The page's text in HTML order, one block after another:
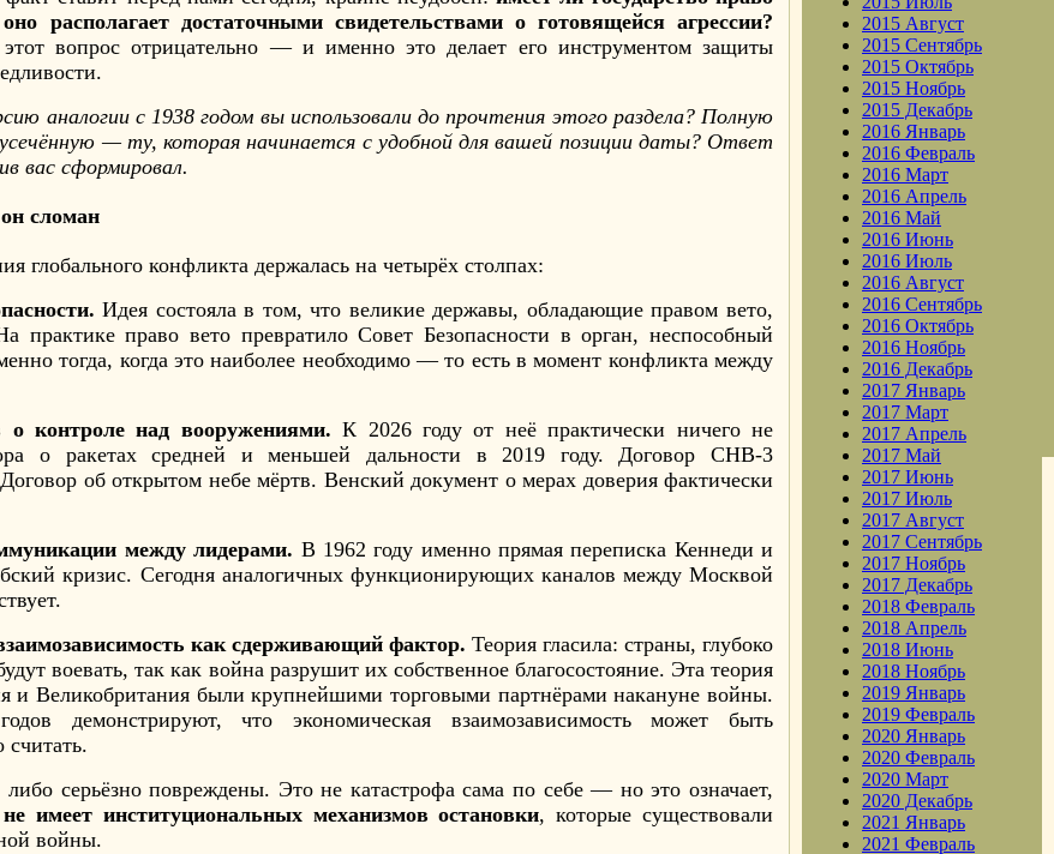
располагает достаточными свидетельствами о готовящейся агрессии?
вопрос отрицательно — и именно это делает его инструментом защиты
аналогии с 1938 годом вы использовали до прочтения этого раздела? Полную
— ту, которая начинается с удобной для вашей позиции даты? Ответ
вас сформировал.
сломан
глобального конфликта держалась на четырёх столпах:
Идея состояла в том, что великие державы, обладающие правом вето,
практике право вето превратило Совет Безопасности в орган, неспособный
тогда, когда это наиболее необходимо — то есть в момент конфликта между
о контроле над вооружениями. К 2026 году от неё практически ничего не
о ракетах средней и меньшей дальности в 2019 году. Договор СНВ-3
об открытом небе мёртв. Венский документ о мерах доверия фактически
между лидерами. В 1962 году именно прямая переписка Кеннеди и
кризис. Сегодня аналогичных функционирующих каналов между Москвой
как сдерживающий фактор. Теория гласила: страны, глубоко
воевать, так как война разрушит их собственное благосостояние. Эта теория
и Великобритания были крупнейшими торговыми партнёрами накануне войны.
демонстрируют, что экономическая взаимозависимость может быть
считать.
серьёзно повреждены. Это не катастрофа сама по себе — но это означает,
имеет институциональных механизмов остановки, которые существовали
войны.
2015 Август
2015 Сентябрь
2015 Октябрь
2015 Ноябрь
2015 Декабрь
2016 Январь
2016 Февраль
2016 Март
2016 Апрель
2016 Май
2016 Июнь
2016 Июль
2016 Август
2016 Сентябрь
2016 Октябрь
2016 Ноябрь
2016 Декабрь
2017 Январь
2017 Март
2017 Апрель
2017 Май
2017 Июнь
2017 Июль
2017 Август
2017 Сентябрь
2017 Ноябрь
2017 Декабрь
2018 Февраль
2018 Апрель
2018 Июнь
2018 Ноябрь
2019 Январь
2019 Февраль
2020 Январь
2020 Февраль
2020 Март
2020 Декабрь
2021 Январь
2021 Февраль